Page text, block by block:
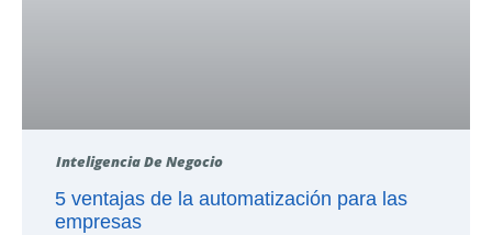
Inteligencia De Negocio
5 ventajas de la automatización para las
empresas